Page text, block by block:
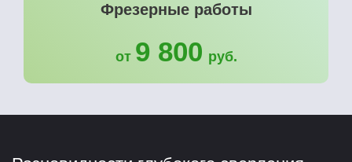
Фрезерные работы
от 9 800 руб.